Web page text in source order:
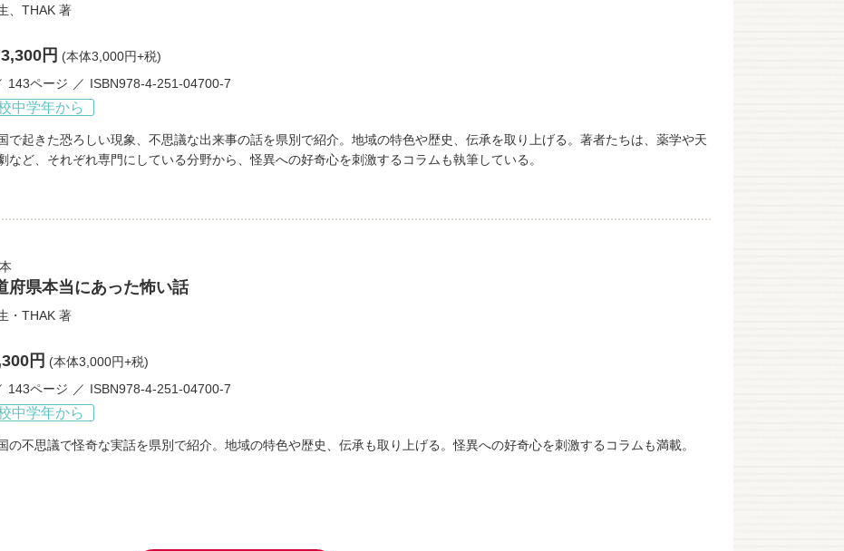
THAK 著
3,300円 (本体3,000円+税)
143ページ ISBN978-4-251-04700-7
中学年から
で起きた恐ろしい現象、不思議な出来事の話を県別で紹介。地域の特色や歴史、伝承を取り上げる。著者たちは、薬学や天
など、それぞれ専門にしている分野から、怪異への好奇心を刺激するコラムも執筆している。
府県本当にあった怖い話
・THAK 著
円 (本体3,000円+税)
143ページ ISBN978-4-251-04700-7
中学年から
の不思議で怪奇な実話を県別で紹介。地域の特色や歴史、伝承も取り上げる。怪異への好奇心を刺激するコラムも満載。